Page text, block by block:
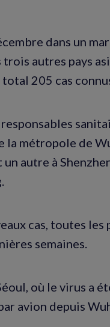
dans un
autres pays
205 cas
la métropole de
autre à
cas, toutes
semaines.
où le virus a
avion depuis